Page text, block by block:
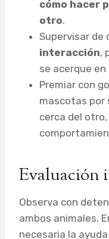
cómo hacer
otro.
Supervisar de
interacción,
se acerque
Premiar con
mascotas por
cerca del
Evaluación
Observa con
ambos animales.
necesaria la